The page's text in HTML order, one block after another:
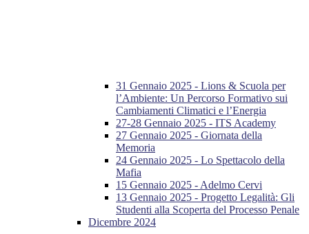
31 Gennaio 2025 - Lions & Scuola per
l’Ambiente: Un Percorso Formativo sui
Cambiamenti Climatici e l’Energia
27-28 Gennaio 2025 - ITS Academy
27 Gennaio 2025 - Giornata della
Memoria
24 Gennaio 2025 - Lo Spettacolo della
Mafia
15 Gennaio 2025 - Adelmo Cervi
13 Gennaio 2025 - Progetto Legalità: Gli
Studenti alla Scoperta del Processo Penale
Dicembre 2024